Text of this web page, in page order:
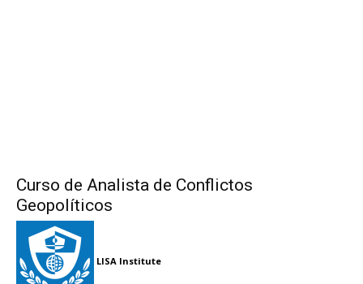
Curso de Analista de Conflictos
Geopolíticos
LISA Institute